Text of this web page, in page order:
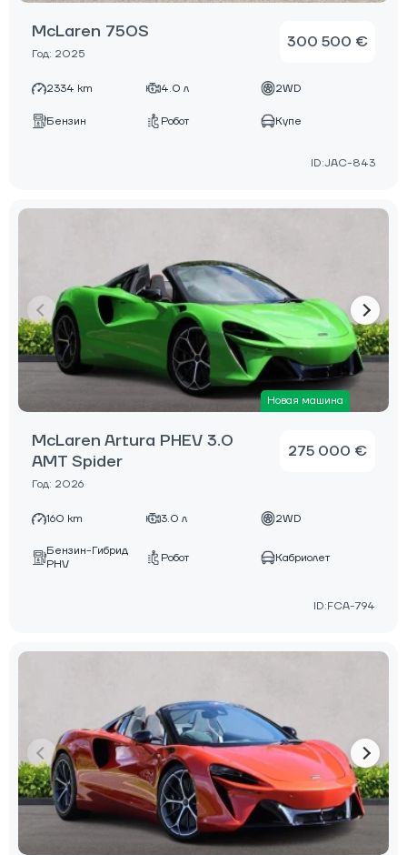
McLaren 750S
Год: 2025
300 500 €
2334 km 4.0 л 2WD
Бензин Робот Купе
ID:JAC-843
Новая машина
McLaren Artura PHEV 3.0
AMT Spider
Год: 2026
275 000 €
160 km 3.0 л 2WD
Бензин-Гибрид
PHV
Робот Кабриолет
ID:FCA-794